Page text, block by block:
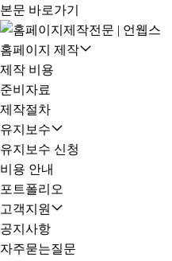
본문 바로가기
홈페이지 제작
제작 비용
준비자료
제작절차
유지보수
유지보수 신청
비용 안내
포트폴리오
고객지원
공지사항
자주묻는질문